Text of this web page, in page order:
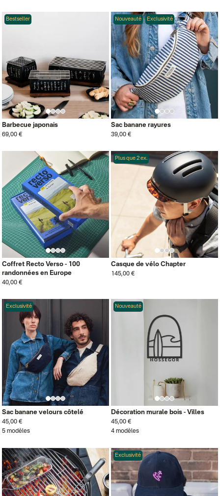
Bestseller
Barbecue japonais
69,00 €
Nouveauté Exclusivité
Sac banane rayures
39,00 €
Coffret Recto Verso - 100
randonnées en Europe
40,00 €
Plus que 2 ex.
Casque de vélo Chapter
145,00 €
Exclusivité
Sac banane velours côtelé
45,00 €
5 modèles
Nouveauté
Décoration murale bois - Villes
45,00 €
4 modèles
Exclusivité